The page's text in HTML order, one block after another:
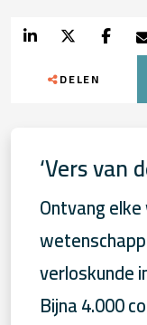
DELEN
‘Vers van
Ontvang
verloskunde
Bijna 4.000